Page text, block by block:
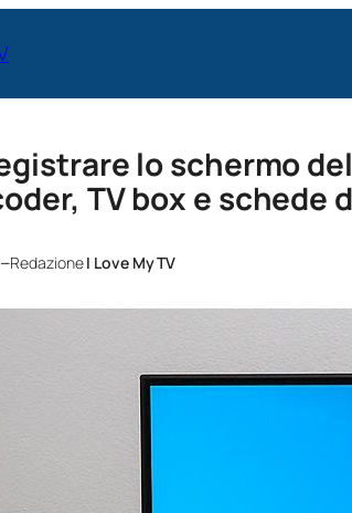
lo schermo
TV box e schede
–RedazioneI Love My TV